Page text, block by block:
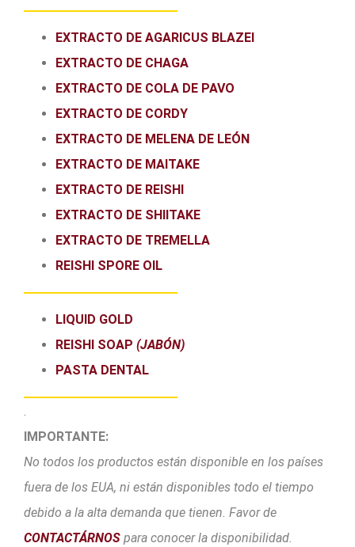
EXTRACTO DE AGARICUS BLAZEI
EXTRACTO DE CHAGA
EXTRACTO DE COLA DE PAVO
EXTRACTO DE CORDY
EXTRACTO DE MELENA DE LEÓN
EXTRACTO DE MAITAKE
EXTRACTO DE REISHI
EXTRACTO DE SHIITAKE
EXTRACTO DE TREMELLA
REISHI SPORE OIL
LIQUID GOLD
REISHI SOAP (JABÓN)
PASTA DENTAL
.
IMPORTANTE:
No todos los productos están disponible en los países
fuera de los EUA, ni están disponibles todo el tiempo
debido a la alta demanda que tienen. Favor de
CONTACTÁRNOS para conocer la disponibilidad.